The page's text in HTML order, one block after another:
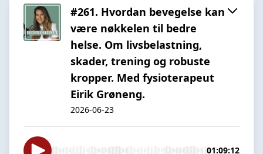
#261. Hvordan bevegelse kan
være nøkkelen til bedre
helse. Om livsbelastning,
skader, trening og robuste
kropper. Med fysioterapeut
Eirik Grøneng.
2026-06-23
01:09:12